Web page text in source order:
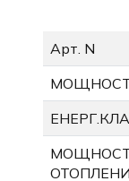
Арт. N
МОЩНОСТ